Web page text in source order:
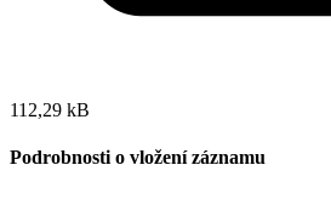
112,29 kB
Podrobnosti o vložení záznamu